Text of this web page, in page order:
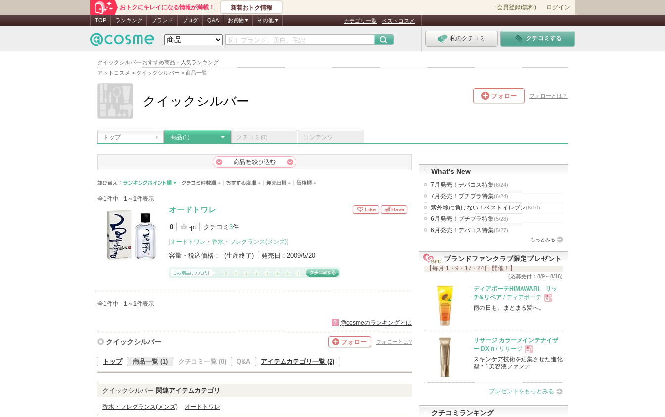
クイックシルバー おすすめ商品・人気ランキング
アットコスメ > クイックシルバー > 商品一覧
おトクにキレイになる情報が満載！ 新着おトク情報 会員登録(無料) ログイン
TOP ランキング ブランド ブログ Q&A お買物 その他 カテゴリ一覧 ベストコスメ
私のクチコミ クチコミする
クイックシルバー フォロー フォローとは？
トップ 商品(1) クチコミ (0) コンテンツ
全1件中 1～1件表示
オードトワレ
0 -pt クチコミ 3件
[オードトワレ ・ 香水・フレグランス(メンズ)]
容量・税込価格： - (生産終了) 発売日： 2009/5/20
Like Have
全1件中 1～1件表示
? @cosmeのランキングとは
クイックシルバー フォロー フォローとは?
トップ 商品一覧 (1) クチコミ一覧 (0) Q&A アイテムカテゴリ一覧 (2)
クイックシルバー 関連アイテムカテゴリ
香水・フレグランス(メンズ) オードトワレ
What's New
7月発売！デパコス特集(6/24)
7月発売！プチプラ特集(6/24)
紫外線に負けない！ベストイレブン(6/10)
6月発売！プチプラ特集(5/28)
6月発売！デパコス特集(5/27)
もっとみる
ブランドファンクラブ限定プレゼント
【毎月 1・9・17・24日 開催！】
(応募受付：8/9～8/16)
ディアボーテHIMAWARI リッ
チ&リペア / ディアボーテ
雨の日も、まとまる髪へ。
リサージ カラーメインテナイザ
ー DX n / リサージ
現
品
スキンケア技術を結集させた進化
型＊1美容液ファンデ
プレゼントをもっとみる
クチコミランキング